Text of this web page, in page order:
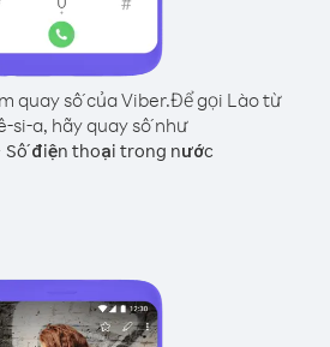
quay số của Viber.Để gọi Lào từ
si-a, hãy quay số như
Số điện thoại trong nước